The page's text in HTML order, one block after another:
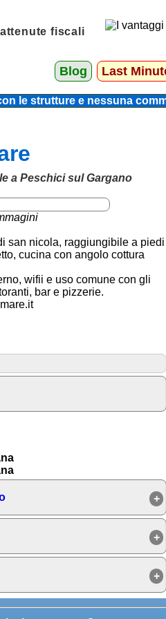
fiscali
Blog Last
le strutture e nessuna
a Peschici sul Gargano
san nicola, raggiungibile a piedi
cucina con angolo cottura
wifii e uso comune con gli
bar e pizzerie.